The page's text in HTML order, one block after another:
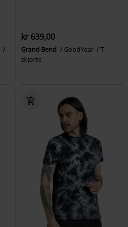
kr 639,00
Grand Bend GoodYear
T-
skjorte